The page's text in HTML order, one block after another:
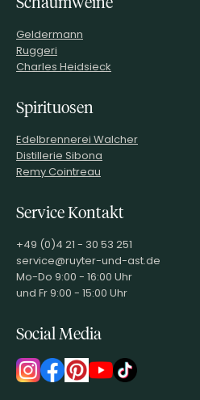
Geldermann
Ruggeri
Charles Heidsieck
Spirituosen
Edelbrennerei Walcher
Distillerie Sibona
Remy Cointreau
Service Kontakt
+49 (0)4 21 - 30 53 251
service@ruyter-und-ast.de
Mo-Do 9:00 - 16:00 Uhr
und Fr 9:00 - 15:00 Uhr
Social Media